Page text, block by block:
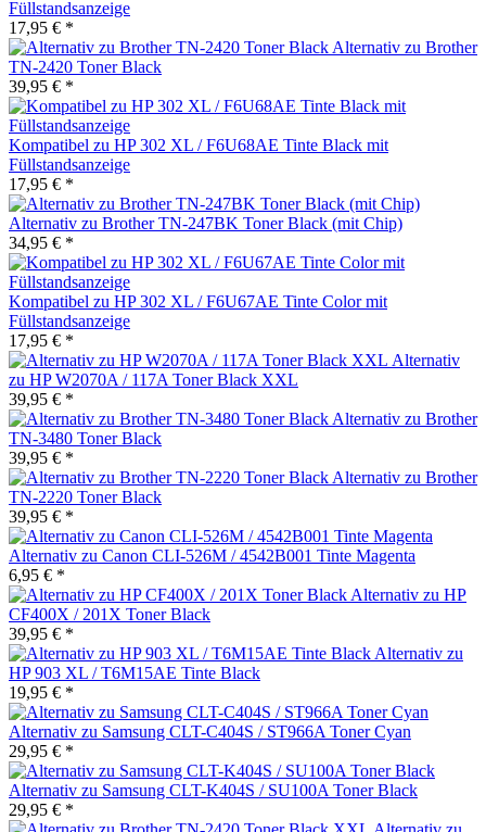
Füllstandsanzeige
17,95 € *
Alternativ zu Brother
TN-2420 Toner Black
39,95 € *
Kompatibel zu HP 302 XL / F6U68AE Tinte Black mit
Füllstandsanzeige
17,95 € *
Alternativ zu Brother TN-247BK Toner Black (mit Chip)
34,95 € *
Kompatibel zu HP 302 XL / F6U67AE Tinte Color mit
Füllstandsanzeige
17,95 € *
Alternativ
zu HP W2070A / 117A Toner Black XXL
39,95 € *
Alternativ zu Brother
TN-3480 Toner Black
39,95 € *
Alternativ zu Brother
TN-2220 Toner Black
39,95 € *
Alternativ zu Canon CLI-526M / 4542B001 Tinte Magenta
6,95 € *
Alternativ zu HP
CF400X / 201X Toner Black
39,95 € *
Alternativ zu
HP 903 XL / T6M15AE Tinte Black
19,95 € *
Alternativ zu Samsung CLT-C404S / ST966A Toner Cyan
29,95 € *
Alternativ zu Samsung CLT-K404S / SU100A Toner Black
29,95 € *